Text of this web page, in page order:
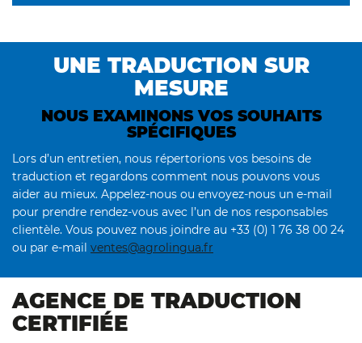
UNE TRADUCTION SUR
MESURE
NOUS EXAMINONS VOS SOUHAITS
SPÉCIFIQUES
Lors d’un entretien, nous répertorions vos besoins de
traduction et regardons comment nous pouvons vous
aider au mieux. Appelez-nous ou envoyez-nous un e-mail
pour prendre rendez-vous avec l’un de nos responsables
clientèle. Vous pouvez nous joindre au +33 (0) 1 76 38 00 24
ou par e-mail ventes@agrolingua.fr
AGENCE DE TRADUCTION
CERTIFIÉE